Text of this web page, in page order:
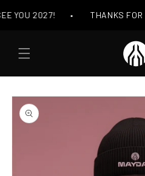
content
YOU 2027! • THANKS FOR
Skip to
product
information